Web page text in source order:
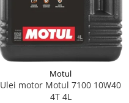
Motul
Ulei motor Motul 7100 10W40
4T 4L